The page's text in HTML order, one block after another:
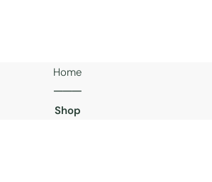
Home
───
Shop